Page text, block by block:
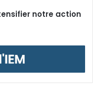
notre action